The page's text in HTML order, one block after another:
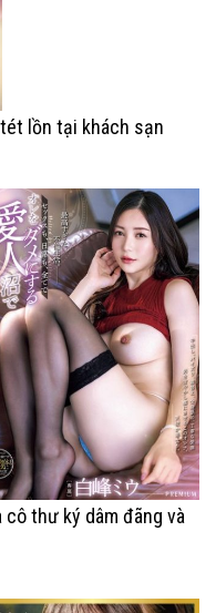
lồn tại khách sạn
thư ký dâm đãng và